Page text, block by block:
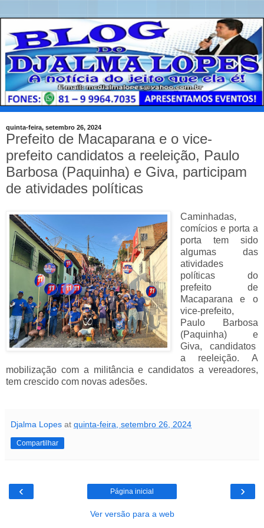
quinta-feira, setembro 26, 2024
Prefeito de Macaparana e o vice-
prefeito candidatos a reeleição, Paulo
Barbosa (Paquinha) e Giva, participam
de atividades políticas
Caminhadas,
comícios e porta a
porta tem sido
algumas das
atividades
políticas do
prefeito de
Macaparana e o
vice-prefeito,
Paulo Barbosa
(Paquinha) e
Giva, candidatos
a reeleição. A
mobilização com a militância e candidatos a vereadores,
tem crescido com novas adesões.
Djalma Lopes at quinta-feira, setembro 26, 2024
Compartilhar
‹ ›
Página inicial
Ver versão para a web